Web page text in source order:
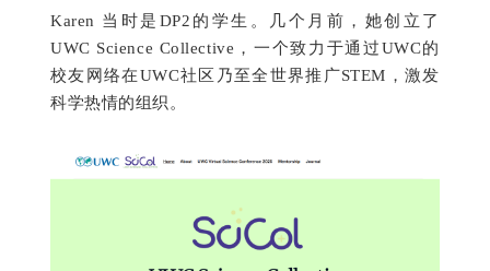
Karen 当时是DP2的学生。几个月前，她创立了
UWC Science Collective，一个致力于通过UWC的
校友网络在UWC社区乃至全世界推广STEM，激发
科学热情的组织。